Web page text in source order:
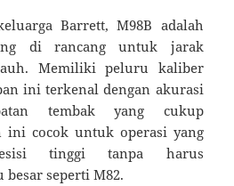
Barrett, M98B adalah
di rancang untuk jarak
Memiliki peluru kaliber
ini terkenal dengan akurasi
tembak yang cukup
ini cocok untuk operasi yang
tinggi tanpa harus
seperti M82.